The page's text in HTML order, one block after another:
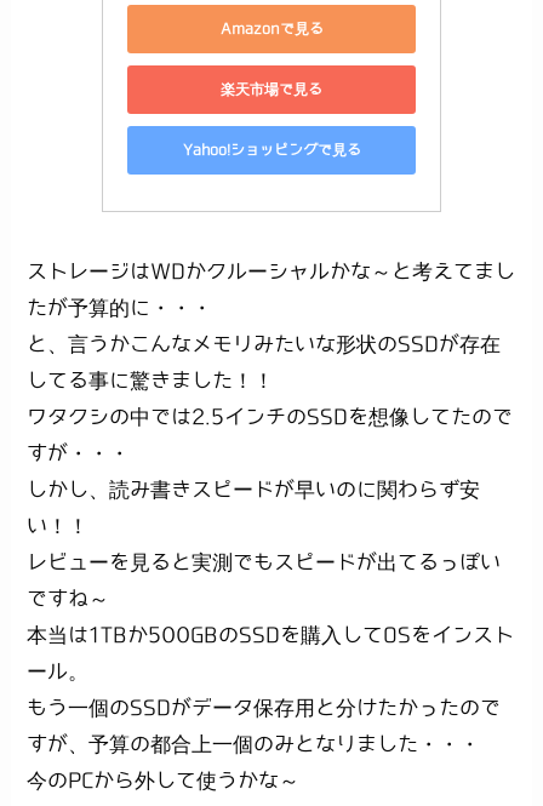
Amazonで見る
楽天市場で見る
Yahoo!ショッピングで見る
ストレージはWDかクルーシャルかな～と考えてまし
たが予算的に・・・
と、言うかこんなメモリみたいな形状のSSDが存在
してる事に驚きました！！
ワタクシの中では2.5インチのSSDを想像してたので
すが・・・
しかし、読み書きスピードが早いのに関わらず安
い！！
レビューを見ると実測でもスピードが出てるっぽい
ですね～
本当は1TBか500GBのSSDを購入してOSをインスト
ール。
もう一個のSSDがデータ保存用と分けたかったので
すが、予算の都合上一個のみとなりました・・・
今のPCから外して使うかな～